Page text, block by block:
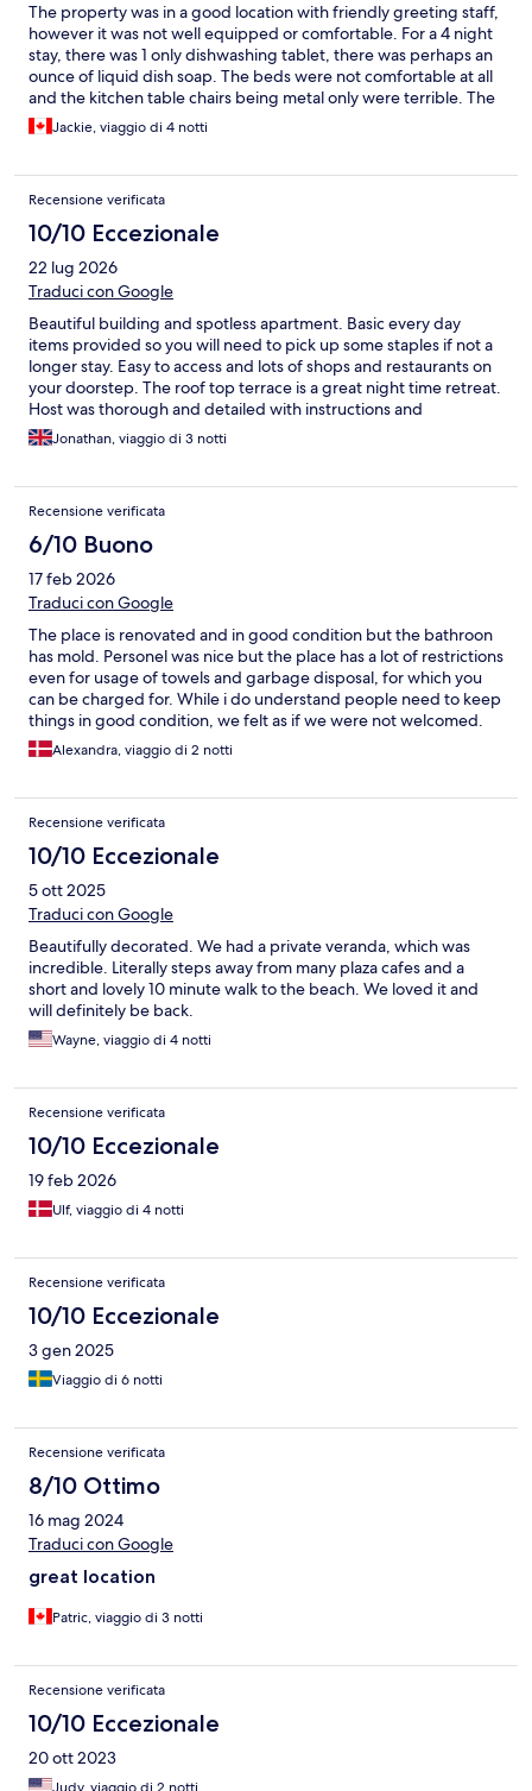
The property was in a good location with friendly greeting staff,
however it was not well equipped or comfortable. For a 4 night
stay, there was 1 only dishwashing tablet, there was perhaps an
ounce of liquid dish soap. The beds were not comfortable at all
and the kitchen table chairs being metal only were terrible. The
lift barely worked, however we did use the stairs exclusively. I
was concerned about being stuck in the lift. I didn’t appreciate
etc…. All in all for the price, I’m sure there are better options
available.
Jackie, viaggio di 4 notti
Recensione verificata
10/10 Eccezionale
22 lug 2026
Traduci con Google
Beautiful building and spotless apartment. Basic every day
items provided so you will need to pick up some staples if not a
longer stay. Easy to access and lots of shops and restaurants on
your doorstep. The roof top terrace is a great night time retreat.
Host was thorough and detailed with instructions and
responded to questions. There are limited hours 9 to 9 but
quick to reply. It made me want to see how much it would be to
Jonathan, viaggio di 3 notti
Recensione verificata
6/10 Buono
17 feb 2026
Traduci con Google
The place is renovated and in good condition but the bathroon
has mold. Personel was nice but the place has a lot of restrictions
even for usage of towels and garbage disposal, for which you
can be charged for. While i do understand people need to keep
things in good condition, we felt as if we were not welcomed.
Alexandra, viaggio di 2 notti
Recensione verificata
10/10 Eccezionale
5 ott 2025
Traduci con Google
Beautifully decorated. We had a private veranda, which was
incredible. Literally steps away from many plaza cafes and a
short and lovely 10 minute walk to the beach. We loved it and
will definitely be back.
Wayne, viaggio di 4 notti
Recensione verificata
10/10 Eccezionale
19 feb 2026
Ulf, viaggio di 4 notti
Recensione verificata
10/10 Eccezionale
3 gen 2025
Viaggio di 6 notti
Recensione verificata
8/10 Ottimo
16 mag 2024
Traduci con Google
great location
Patric, viaggio di 3 notti
Recensione verificata
10/10 Eccezionale
20 ott 2023